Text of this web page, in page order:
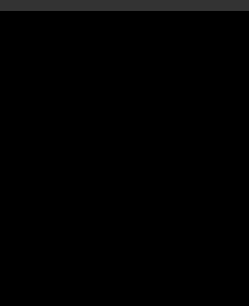
de la Camargue.